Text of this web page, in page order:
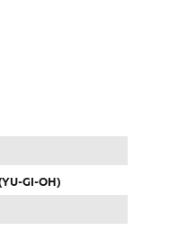
GI-OH)